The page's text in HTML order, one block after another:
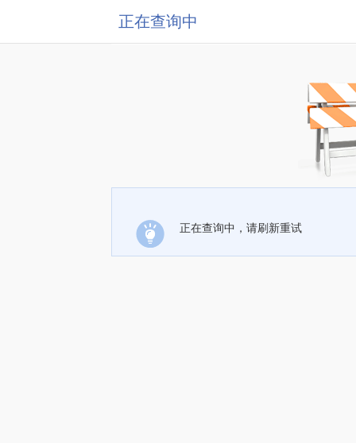
正在查询中
正在查询中，请刷新重试